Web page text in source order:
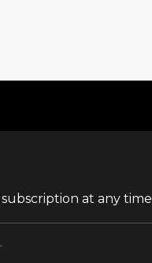
at any time